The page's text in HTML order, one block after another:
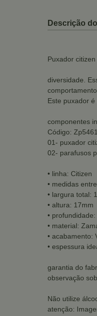
Descrição
Puxador
diversidade.
Este puxador
componentes
Código:
01- puxador
02- parafusos
• linha: Citizen
• medidas
• largura total:
• altura: 17mm
•
• material:
• acabamento:
• espessura
garantia do
observação
Não utilize
atenção: